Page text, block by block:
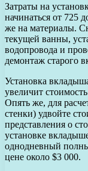
Затраты на
начинаться от 725
же на материалы.
текущей ванны,
водопровода и
демонтаж старого
Установка
увеличит
Опять же, для
стенки) удвойте
представления о
установке
однодневный
цене около $3 000.